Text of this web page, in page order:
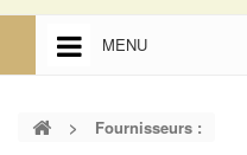
MENU
ACCUEIL
> Fournisseurs :